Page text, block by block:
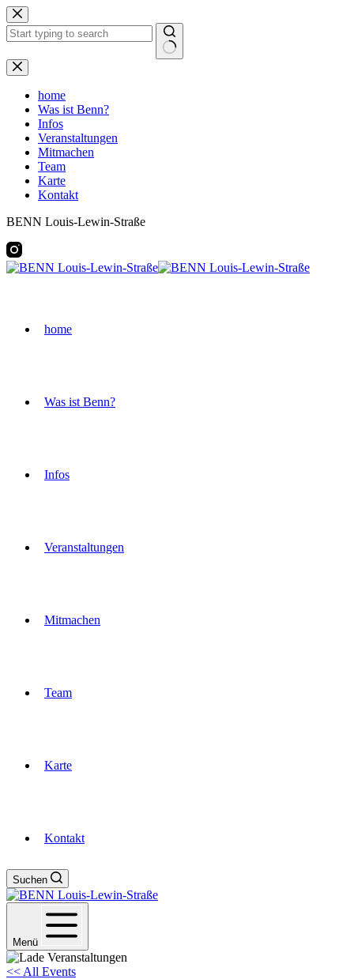
Zum
Inhalt
springen
Keine
Ergebnisse
home
Was ist Benn?
Infos
Veranstaltungen
Mitmachen
Team
Karte
Kontakt
BENN Louis-Lewin-Straße
home
Was ist Benn?
Infos
Veranstaltungen
Mitmachen
Team
Karte
Kontakt
Suchen
Menü
<< All Events